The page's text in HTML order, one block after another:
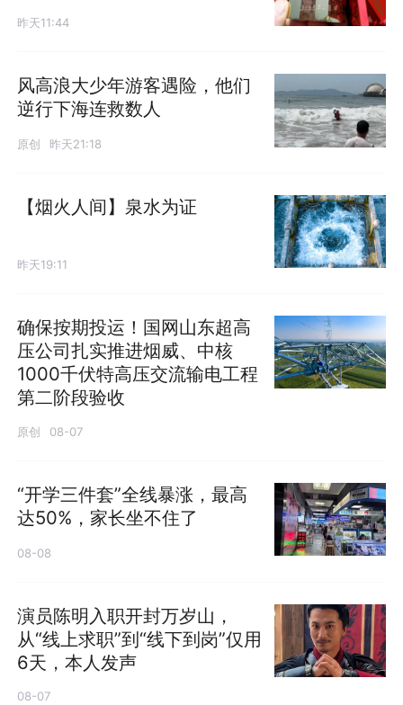
昨天11:44
风高浪大少年游客遇险，他们
逆行下海连救数人
原创 昨天21:18
【烟火人间】泉水为证
昨天19:11
确保按期投运！国网山东超高
压公司扎实推进烟威、中核
1000千伏特高压交流输电工程
第二阶段验收
原创 08-07
“开学三件套”全线暴涨，最高
达50%，家长坐不住了
08-08
演员陈明入职开封万岁山，
从“线上求职”到“线下到岗”仅用
6天，本人发声
08-07